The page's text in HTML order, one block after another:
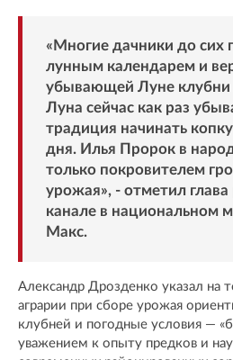
«Многие дачники до сих
лунным календарем и
убывающей Луне клубни
Луна сейчас как раз
традиция начинать
дня. Илья Пророк в
только покровителем
урожая», - отметил
канале в национальном
Макс.
Александр Дрозденко указал на
аграрии при сборе урожая
клубней и погодные условия —
уважением к опыту предков и